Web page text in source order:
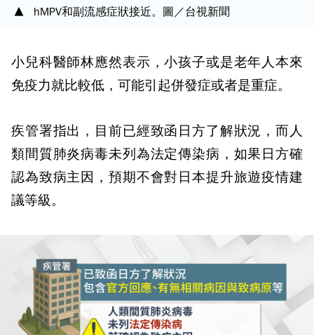
hMPV和副流感症狀接近。圖／台視新聞
小兒科醫師林應然表示，小孩子或是老年人本來
免疫力就比較低，可能引起併發症或者是重症。
疾管署指出，目前已經致函日方了解狀況，而人
類間質肺炎病毒未列為法定傳染病，如果日方確
認為致病主因，預期不會對日本提升旅遊疫情建
議等級。